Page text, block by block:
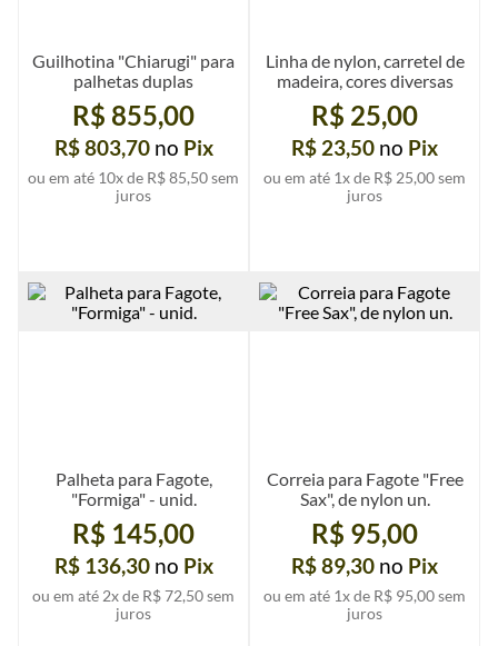
Guilhotina "Chiarugi" para
palhetas duplas
R$ 855,00
R$ 803,70 no Pix
ou em até 10x de R$ 85,50sem
juros
Ver mais detalhes
Linha de nylon, carretel de
madeira, cores diversas
R$ 25,00
R$ 23,50 no Pix
ou em até 1x de R$ 25,00sem
juros
Ver mais detalhes
Palheta para Fagote,
"Formiga" - unid.
R$ 145,00
R$ 136,30 no Pix
ou em até 2x de R$ 72,50sem
juros
Correia para Fagote "Free
Sax", de nylon un.
R$ 95,00
R$ 89,30 no Pix
ou em até 1x de R$ 95,00sem
juros